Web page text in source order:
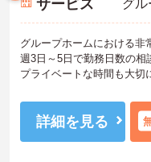
サービス グル
グループホームにおける非
週3日～5日で勤務日数の
プライベートな時間も大切
浅い方も安心です！
ご興味ある方には、面接
たしますのでお気軽にご相
詳細を見る